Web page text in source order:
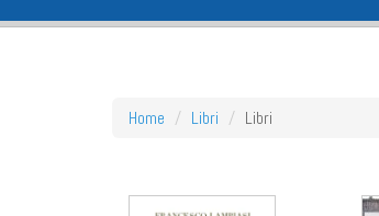
Home Libri Libri